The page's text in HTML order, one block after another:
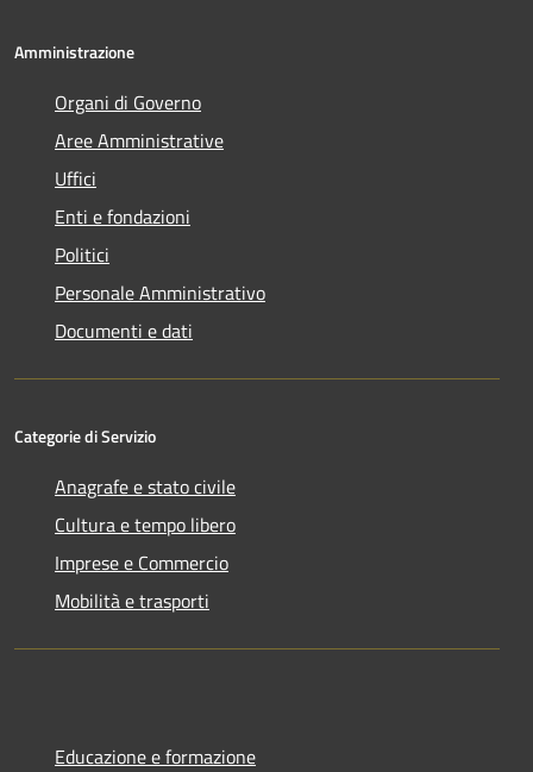
Amministrazione
Organi di Governo
Aree Amministrative
Uffici
Enti e fondazioni
Politici
Personale Amministrativo
Documenti e dati
Categorie di Servizio
Anagrafe e stato civile
Cultura e tempo libero
Imprese e Commercio
Mobilità e trasporti
Educazione e formazione